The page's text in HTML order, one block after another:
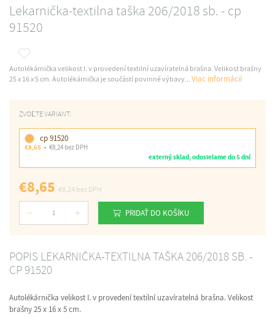
Lekarnička-textilna taška 206/2018 sb. - cp
91520
Autolékárnička velikost I. v provedení textilní uzavíratelná brašna. Velikost brašny
25 x 16 x 5 cm. Autolékárnička je součástí povinné výbavy...Viac informácií
ZVOĽTE VARIANT:
cp 91520
€8,65
€8,24 bez DPH
externý sklad, odosielame do 5 dní
€8,65 €8,24 bez DPH
Počet PRIDAŤ DO KOŠÍKU
POPIS LEKARNIČKA-TEXTILNA TAŠKA 206/2018 SB. -
CP 91520
Autolékárnička velikost I. v provedení textilní uzavíratelná brašna. Velikost
brašny 25 x 16 x 5 cm.